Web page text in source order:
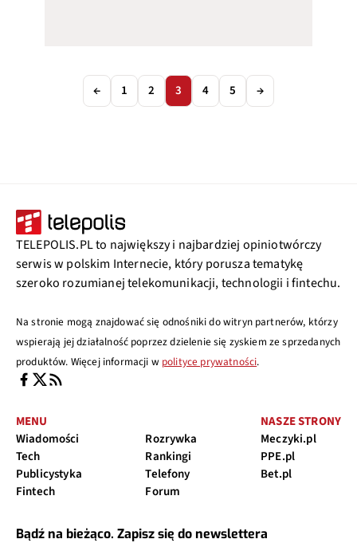
← 1 2 3 4 5 →
TELEPOLIS.PL to największy i najbardziej opiniotwórczy
serwis w polskim Internecie, który porusza tematykę
szeroko rozumianej telekomunikacji, technologii i fintechu.
Na stronie mogą znajdować się odnośniki do witryn partnerów, którzy
wspierają jej działalność poprzez dzielenie się zyskiem ze sprzedanych
produktów. Więcej informacji w polityce prywatności.
MENU
Wiadomości
Tech
Publicystyka
Fintech
Rozrywka
Rankingi
Telefony
Forum
NASZE STRONY
Meczyki.pl
PPE.pl
Bet.pl
Bądź na bieżąco. Zapisz się do newslettera